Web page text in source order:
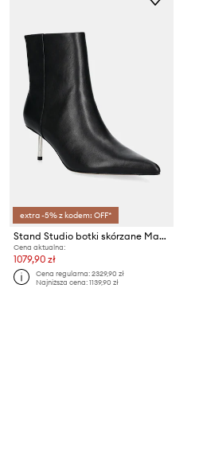
extra -5% z kodem: OFF*
Stand Studio botki skórzane Madison Studded Boot
Cena aktualna:
1079,90 zł
Cena regularna:2329,90 zł
Najniższa cena:1139,90 zł